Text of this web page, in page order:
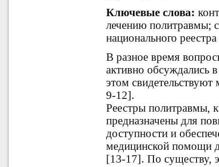
Ключевые слова:
лечению политравмы;
национального
В разное время
активно обсуждались
этом
9-12].
Реестры политравмы,
предназначены для
доступности и
медицинской помощи
[13-17]. По существу,